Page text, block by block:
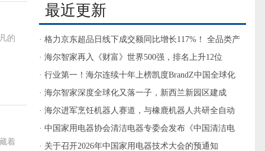
的
着
最近更新
· 格力京东超品日线下成交额同比增长117%！ 全品类产
品实现全面增长
· 海尔智家再入《财富》世界500强，排名上升12位
· 行业第一！海尔连续十年上榜凯度BrandZ中国全球化
品牌50强
· 海尔智家深度全球化又落一子，新西兰新园区建成
· 海尔进军烹饪机器人赛道，与橡鹿机器人共研全自动
AI烹饪机器人CR3
· 中国家用电器协会清洁电器专委会发布《中国清洁电
器行业反虚假测评联合倡议书》
· 关于召开2026年中国家用电器技术大会的预通知